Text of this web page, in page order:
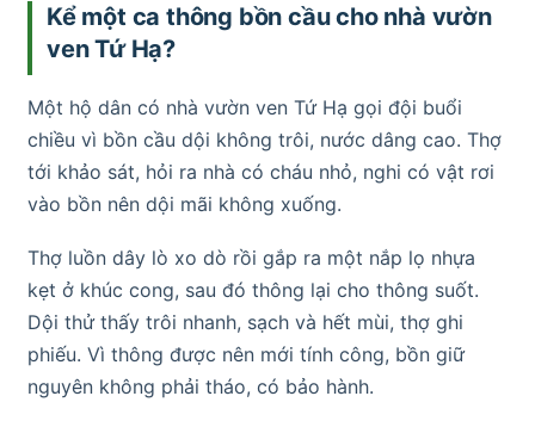
Kể một ca thông bồn cầu cho nhà vườn
ven Tứ Hạ?
Một hộ dân có nhà vườn ven Tứ Hạ gọi đội buổi
chiều vì bồn cầu dội không trôi, nước dâng cao. Thợ
tới khảo sát, hỏi ra nhà có cháu nhỏ, nghi có vật rơi
vào bồn nên dội mãi không xuống.
Thợ luồn dây lò xo dò rồi gắp ra một nắp lọ nhựa
kẹt ở khúc cong, sau đó thông lại cho thông suốt.
Dội thử thấy trôi nhanh, sạch và hết mùi, thợ ghi
phiếu. Vì thông được nên mới tính công, bồn giữ
nguyên không phải tháo, có bảo hành.